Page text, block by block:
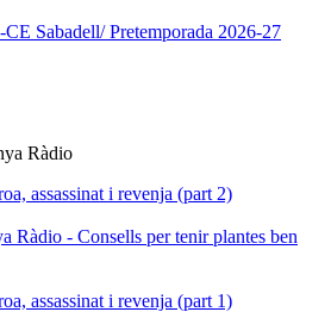
Sabadell/ Pretemporada 2026-27
Ràdio
assassinat i revenja (part 2)
Ràdio - Consells per tenir plantes ben
assassinat i revenja (part 1)